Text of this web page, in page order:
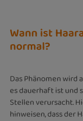
Wann ist
normal?
Das Phänomen wird
es dauerhaft ist und
Stellen verursacht.
hinweisen, dass der